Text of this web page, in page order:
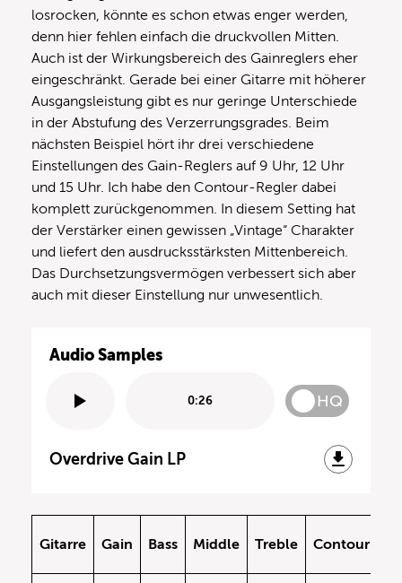
losrocken, könnte es schon etwas enger werden,
denn hier fehlen einfach die druckvollen Mitten.
Auch ist der Wirkungsbereich des Gainreglers eher
eingeschränkt. Gerade bei einer Gitarre mit höherer
Ausgangsleistung gibt es nur geringe Unterschiede
in der Abstufung des Verzerrungsgrades. Beim
nächsten Beispiel hört ihr drei verschiedene
Einstellungen des Gain-Reglers auf 9 Uhr, 12 Uhr
und 15 Uhr. Ich habe den Contour-Regler dabei
komplett zurückgenommen. In diesem Setting hat
der Verstärker einen gewissen „Vintage“ Charakter
und liefert den ausdrucksstärksten Mittenbereich.
Das Durchsetzungsvermögen verbessert sich aber
auch mit dieser Einstellung nur unwesentlich.
Audio Samples
0:26 HQ
Overdrive Gain LP
Gitarre Gain Bass Middle Treble Contour